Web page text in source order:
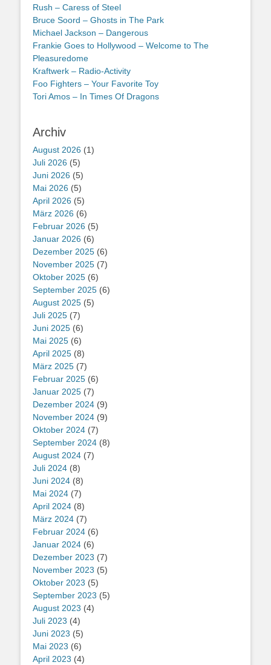
Rush – Caress of Steel
Bruce Soord – Ghosts in The Park
Michael Jackson – Dangerous
Frankie Goes to Hollywood – Welcome to The
Pleasuredome
Kraftwerk – Radio-Activity
Foo Fighters – Your Favorite Toy
Tori Amos – In Times Of Dragons
Archiv
August 2026 (1)
Juli 2026 (5)
Juni 2026 (5)
Mai 2026 (5)
April 2026 (5)
März 2026 (6)
Februar 2026 (5)
Januar 2026 (6)
Dezember 2025 (6)
November 2025 (7)
Oktober 2025 (6)
September 2025 (6)
August 2025 (5)
Juli 2025 (7)
Juni 2025 (6)
Mai 2025 (6)
April 2025 (8)
März 2025 (7)
Februar 2025 (6)
Januar 2025 (7)
Dezember 2024 (9)
November 2024 (9)
Oktober 2024 (7)
September 2024 (8)
August 2024 (7)
Juli 2024 (8)
Juni 2024 (8)
Mai 2024 (7)
April 2024 (8)
März 2024 (7)
Februar 2024 (6)
Januar 2024 (6)
Dezember 2023 (7)
November 2023 (5)
Oktober 2023 (5)
September 2023 (5)
August 2023 (4)
Juli 2023 (4)
Juni 2023 (5)
Mai 2023 (6)
April 2023 (4)